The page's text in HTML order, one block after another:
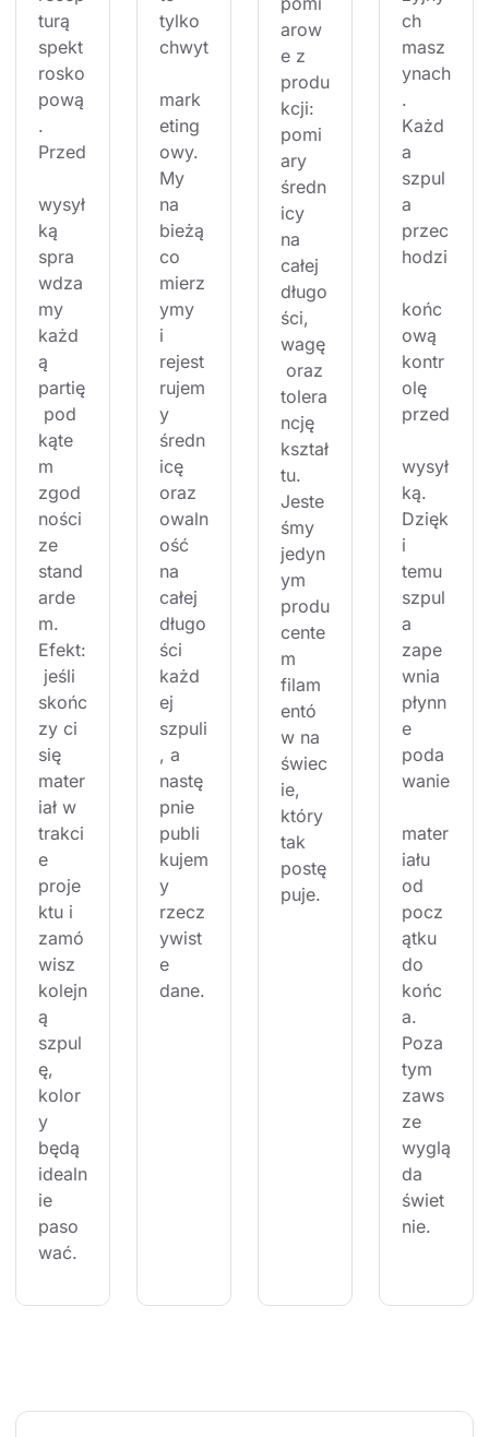
turą
spekt
rosko
pową
.
Przed
wysył
ką
spra
wdza
my
każd
ą
partię
pod
kąte
m
zgod
ności
ze
stand
arde
m.
Efekt:
jeśli
skońc
zy ci
się
mater
iał w
trakci
e
proje
ktu i
zamó
wisz
kolejn
ą
szpul
ę,
kolor
y
będą
idealn
ie
paso
wać.
tylko
chwyt
mark
eting
owy.
My
na
bieżą
co
mierz
ymy
i
rejest
rujem
y
średn
icę
oraz
owaln
ość
na
całej
długo
ści
każd
ej
szpuli
, a
nastę
pnie
publi
kujem
y
rzecz
ywist
e
dane.
arow
e z
produ
kcji:
pomi
ary
średn
icy
na
całej
długo
ści,
wagę
oraz
tolera
ncję
kształ
tu.
Jeste
śmy
jedyn
ym
produ
cente
m
filam
entó
w na
świec
ie,
który
tak
postę
puje.
ch
masz
ynach
.
Każd
a
szpul
a
przec
hodzi
końc
ową
kontr
olę
przed
wysył
ką.
Dzięk
i
temu
szpul
a
zape
wnia
płynn
e
poda
wanie
mater
iału
od
pocz
ątku
do
końc
a.
Poza
tym
zaws
ze
wyglą
da
świet
nie.